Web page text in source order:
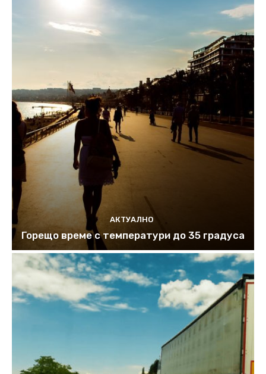
АКТУАЛНО
Горещо време с температури до 35 градуса